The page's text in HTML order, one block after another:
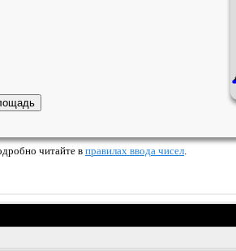
читайте в правилах ввода чисел.